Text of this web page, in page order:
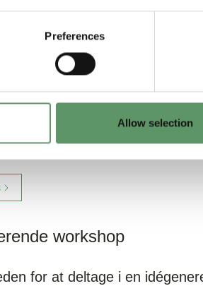
Preferences
Allow selection
og her er det
workshop
for at deltage i en